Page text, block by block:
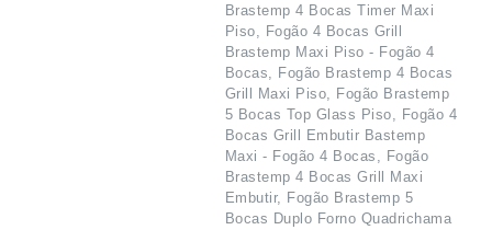
Brastemp 4 Bocas Timer Maxi
Piso, Fogão 4 Bocas Grill
Brastemp Maxi Piso - Fogão 4
Bocas, Fogão Brastemp 4 Bocas
Grill Maxi Piso, Fogão Brastemp
5 Bocas Top Glass Piso, Fogão 4
Bocas Grill Embutir Bastemp
Maxi - Fogão 4 Bocas, Fogão
Brastemp 4 Bocas Grill Maxi
Embutir, Fogão Brastemp 5
Bocas Duplo Forno Quadrichama